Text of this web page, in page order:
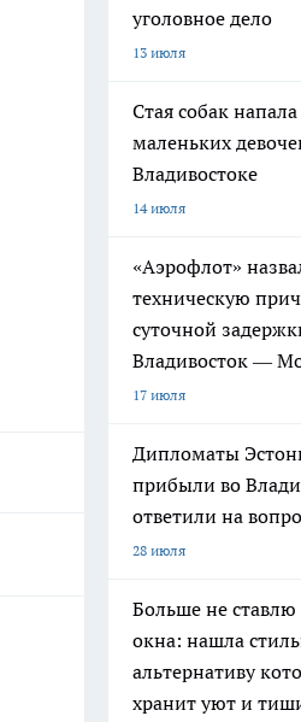
уголовное дело
13 июля
Стая собак
маленьких
Владивостоке
14 июля
«Аэрофлот»
техническую
суточной
Владивосток —
17 июля
Дипломаты
прибыли во
ответили на
28 июля
Больше не
окна: нашла
альтернативу
хранит уют и